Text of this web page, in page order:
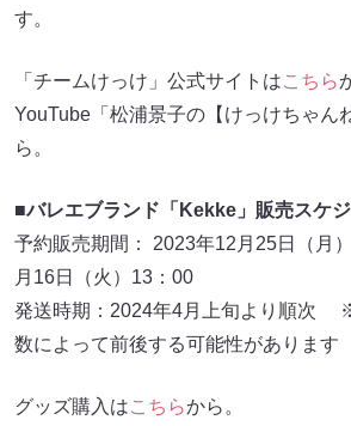
す。
「チームけっけ」公式サイトはこちら
YouTube「松浦景子の【けっけちゃん
ら。
■バレエブランド「Kekke」販売スケ
予約販売期間： 2023年12月25日（月
月16日（火）13：00
発送時期：2024年4月上旬より順次
数によって前後する可能性があります
グッズ購入はこちらから。